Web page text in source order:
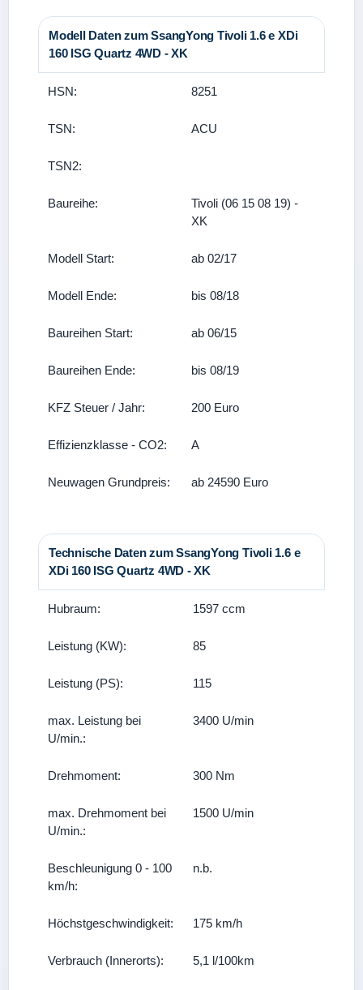
Modell Daten zum SsangYong Tivoli 1.6 e XDi
160 ISG Quartz 4WD - XK
HSN: 8251
TSN: ACU
TSN2:
Baureihe:
Tivoli (06 15 08 19) -
XK
Modell Start: ab 02/17
Modell Ende: bis 08/18
Baureihen Start: ab 06/15
Baureihen Ende: bis 08/19
KFZ Steuer / Jahr: 200 Euro
Effizienzklasse - CO2: A
Neuwagen Grundpreis: ab 24590 Euro
Technische Daten zum SsangYong Tivoli 1.6 e
XDi 160 ISG Quartz 4WD - XK
Hubraum: 1597 ccm
Leistung (KW): 85
Leistung (PS): 115
max. Leistung bei
U/min.:
3400 U/min
Drehmoment: 300 Nm
max. Drehmoment bei
U/min.:
1500 U/min
Beschleunigung 0 - 100
km/h:
n.b.
Höchstgeschwindigkeit: 175 km/h
Verbrauch (Innerorts): 5,1 l/100km